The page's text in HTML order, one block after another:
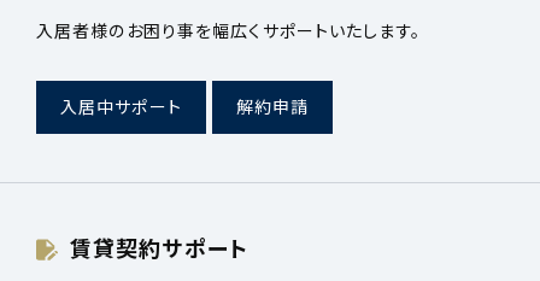
入居者様のお困り事を幅広くサポートいたします。
入居中サポート 解約申請
賃貸契約サポート